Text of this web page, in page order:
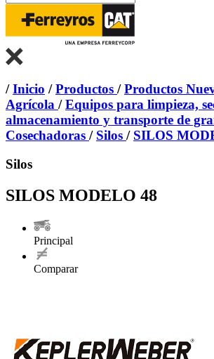
/Inicio /Productos /Productos
Agrícola /Equipos para limpieza,
almacenamiento y transporte de
Cosechadoras / Silos / SILOS
Silos
SILOS MODELO 48
Principal
Comparar